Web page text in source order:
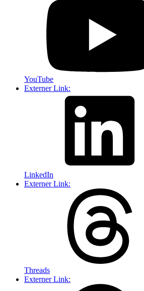
YouTube
Externer Link:
LinkedIn
Externer Link:
Threads
Externer Link: